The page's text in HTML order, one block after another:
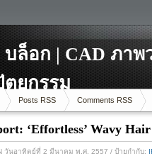
บล็อก | CAD ภา
ยกรรม
Posts RSS Comments RSS
‘Effortless’ Wavy
วันอาทิตย์ที่ 2 มีนาคม พ.ศ. 2557 / ป้ายกำกับ: